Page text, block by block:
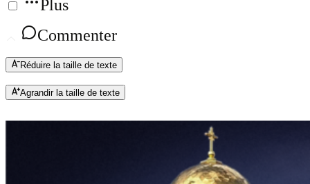
Plus
Commenter
Réduire la taille de texte
Agrandir la taille de texte